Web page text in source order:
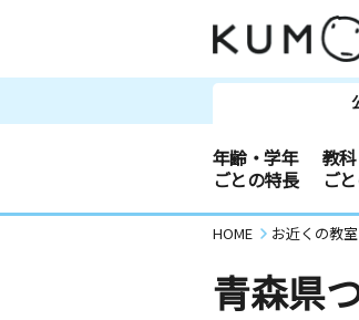
年齢・学年
ごとの特長
教
ご
HOME お近くの教
青森県